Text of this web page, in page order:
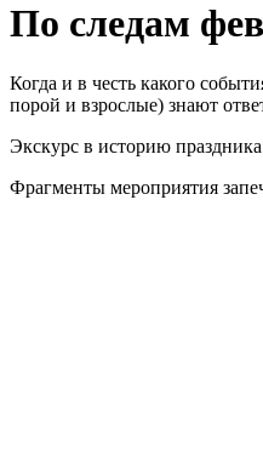
По следам
Когда и в честь какого
порой и взрослые) знают
Экскурс в историю
Фрагменты мероприятия